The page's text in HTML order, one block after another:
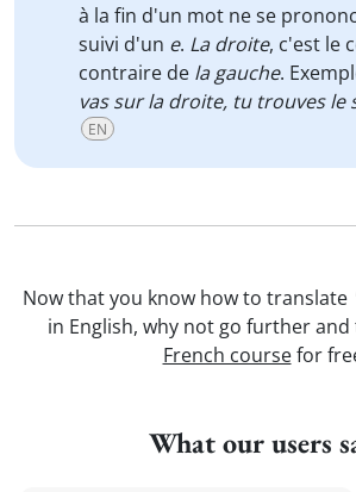
à la fin d'un mot ne se
suivi d'un e. La droite, c'est le
contraire de la gauche.
vas sur la droite, tu trouves le
EN
Now that you know how to translate
in English, why not go further
French coursefor
What our users